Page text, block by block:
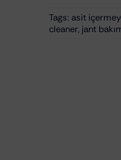
Tags: asit
cleaner, jant